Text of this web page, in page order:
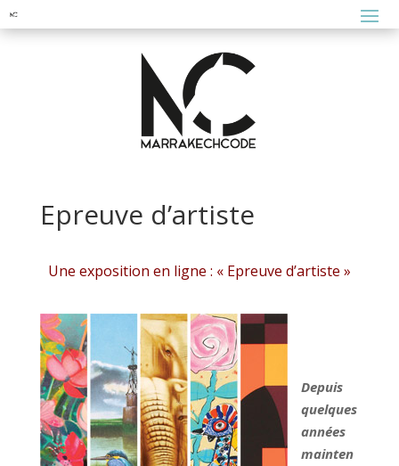
Epreuve d’artiste
Une exposition en ligne : « Epreuve d’artiste »
Depuis
quelques
années
mainten